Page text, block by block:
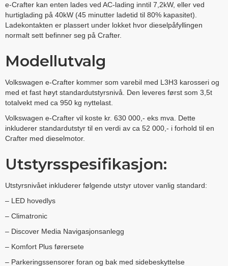
e-Crafter kan enten lades ved AC-lading inntil 7,2kW, eller ved
hurtiglading på 40kW (45 minutter ladetid til 80% kapasitet).
Ladekontakten er plassert under lokket hvor dieselpåfyllingen
normalt sett befinner seg på Crafter.
Modellutvalg
Volkswagen e-Crafter kommer som varebil med L3H3 karosseri og
med et fast høyt standardutstyrsnivå. Den leveres først som 3,5t
totalvekt med ca 950 kg nyttelast.
Volkswagen e-Crafter vil koste kr. 630 000,- eks mva. Dette
inkluderer standardutstyr til en verdi av ca 52 000,- i forhold til en
Crafter med dieselmotor.
Utstyrsspesifikasjon:
Utstyrsnivået inkluderer følgende utstyr utover vanlig standard:
– LED hovedlys
– Climatronic
– Discover Media Navigasjonsanlegg
– Komfort Plus førersete
– Parkeringssensorer foran og bak med sidebeskyttelse